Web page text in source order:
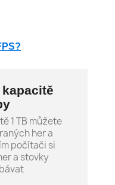
1 TB můžete
her a
počítači si
a stovky